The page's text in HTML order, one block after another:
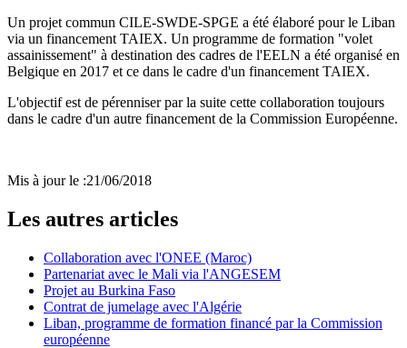
Un projet commun CILE-SWDE-SPGE a été élaboré pour le Liban
via un financement TAIEX. Un programme de formation "volet
assainissement" à destination des cadres de l'EELN a été organisé en
Belgique en 2017 et ce dans le cadre d'un financement TAIEX.
L'objectif est de pérenniser par la suite cette collaboration toujours
dans le cadre d'un autre financement de la Commission Européenne.
Mis à jour le :21/06/2018
Les autres articles
Collaboration avec l'ONEE (Maroc)
Partenariat avec le Mali via l'ANGESEM
Projet au Burkina Faso
Contrat de jumelage avec l'Algérie
Liban, programme de formation financé par la Commission
européenne